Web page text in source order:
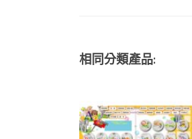
相同分類產品: